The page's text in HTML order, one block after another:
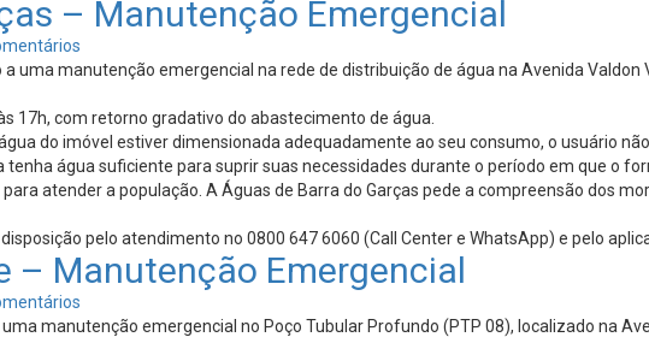
– Manutenção Emergencial
uma manutenção emergencial na rede de distribuição de água na Avenida
17h, com retorno gradativo do abastecimento de água.
do imóvel estiver dimensionada adequadamente ao seu consumo, o usuário
água suficiente para suprir suas necessidades durante o período em que o
atender a população. A Águas de Barra do Garças pede a compreensão dos
pelo atendimento no 0800 647 6060 (Call Center e WhatsApp) e pelo
– Manutenção Emergencial
manutenção emergencial no Poço Tubular Profundo (PTP 08), localizado na